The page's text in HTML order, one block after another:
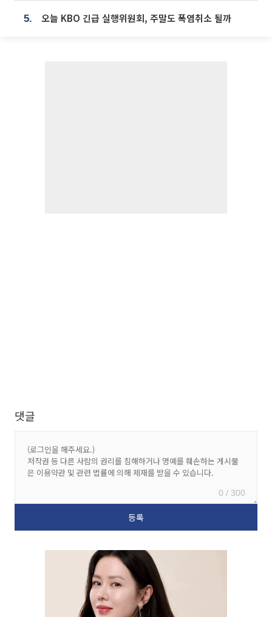
5. 오늘 KBO 긴급 실행위원회, 주말도 폭염취소 될까
댓글
0 / 300